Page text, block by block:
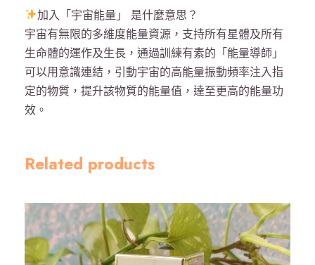
蓮
花
)
數
量
加入「宇宙能量」 是什麼意思？
宇宙有無限的多維度能量資源，支持所有星體及所有
生命體的運作及生長，通過訓練有素的「能量導師」
可以用意識連結，引動宇宙的高能量振動頻率注入指
定的物質，提升該物質的能量值，達至更高的能量功
效。
Related products